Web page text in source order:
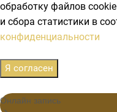
обработку файлов
и сбора статистики в
конфиденциальности
Я согласен